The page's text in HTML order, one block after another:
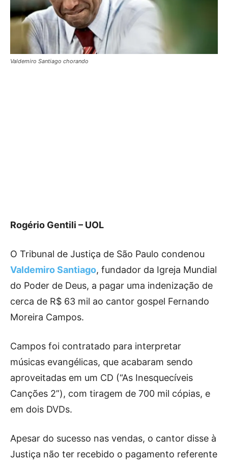
Valdemiro Santiago chorando
Rogério Gentili – UOL
O Tribunal de Justiça de São Paulo condenou
Valdemiro Santiago, fundador da Igreja Mundial
do Poder de Deus, a pagar uma indenização de
cerca de R$ 63 mil ao cantor gospel Fernando
Moreira Campos.
Campos foi contratado para interpretar
músicas evangélicas, que acabaram sendo
aproveitadas em um CD (“As Inesquecíveis
Canções 2”), com tiragem de 700 mil cópias, e
em dois DVDs.
Apesar do sucesso nas vendas, o cantor disse à
Justiça não ter recebido o pagamento referente